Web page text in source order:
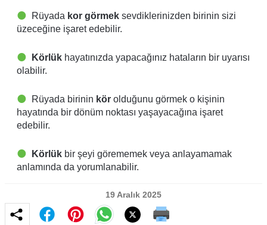
Rüyada kor görmek sevdiklerinizden birinin sizi
üzeceğine işaret edebilir.
Körlük hayatınızda yapacağınız hataların bir uyarısı
olabilir.
Rüyada birinin kör olduğunu görmek o kişinin
hayatında bir dönüm noktası yaşayacağına işaret
edebilir.
Körlük bir şeyi görememek veya anlayamamak
anlamında da yorumlanabilir.
19 Aralık 2025